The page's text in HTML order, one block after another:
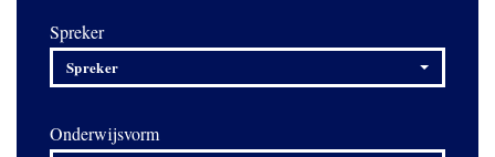
Spreker
Spreker
Onderwijsvorm